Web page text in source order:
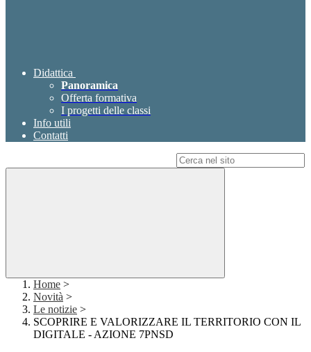
Didattica
Panoramica
Offerta formativa
I progetti delle classi
Info utili
Contatti
Home >
Novità >
Le notizie >
SCOPRIRE E VALORIZZARE IL TERRITORIO CON IL
DIGITALE - AZIONE 7PNSD